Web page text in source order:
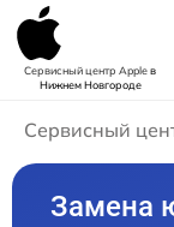
Сервисный центр Appleв
Нижнем Новгороде
Сервисный
Замена